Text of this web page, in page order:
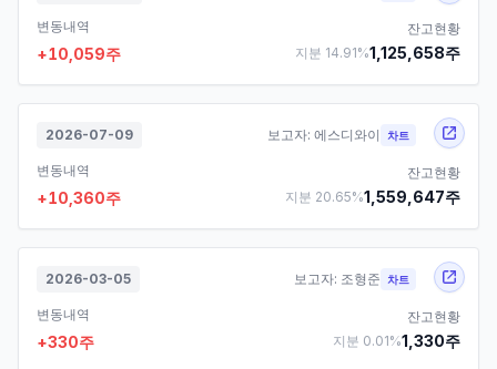
변동내역
+10,059주
잔고현황
지분 14.91%1,125,658주
2026-07-09 보고자: 에스디와이 차트
변동내역
+10,360주
잔고현황
지분 20.65%1,559,647주
2026-03-05 보고자: 조형준 차트
변동내역
+330주
잔고현황
지분 0.01%1,330주